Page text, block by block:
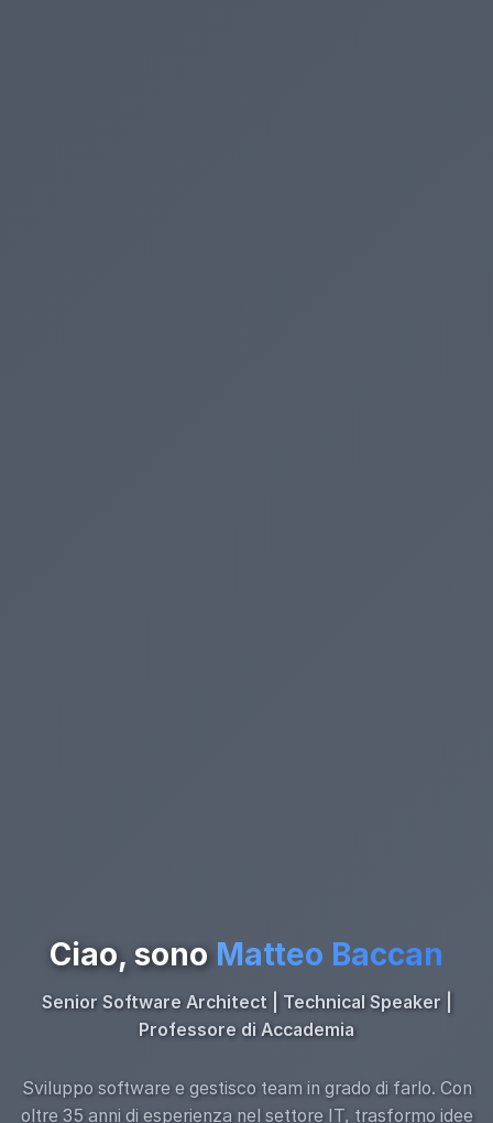
Ciao, sono Matteo Baccan
Senior Software Architect | Technical Speaker |
Professore di Accademia
Sviluppo software e gestisco team in grado di farlo. Con
oltre 35 anni di esperienza nel settore IT, trasformo idee